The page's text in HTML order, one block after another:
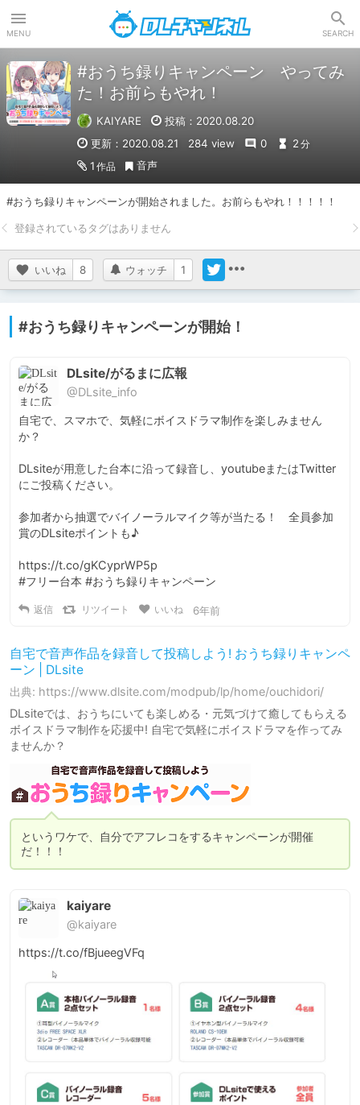
MENU SEARCH
#おうち録りキャンペーン やってみ
た！お前らもやれ！
KAIYARE
投稿：2020.08.20
更新：2020.08.21
284 view 0 2 分
1 作品 音声
#おうち録りキャンペーンが開始されました。お前らもやれ！！！！！
いいね 8 ウォッチ 1
#おうち録りキャンペーンが開始！
DLsite/がるまに広報
@DLsite_info
自宅で、スマホで、気軽にボイスドラマ制作を楽しみません
か？
DLsiteが用意した台本に沿って録音し、youtubeまたはTwitter
にご投稿ください。
参加者から抽選でバイノーラルマイク等が当たる！　全員参加
賞のDLsiteポイントも♪
https://t.co/gKCyprWP5p
#フリー台本 #おうち録りキャンペーン
返信 リツイート いいね 6年前
自宅で音声作品を録音して投稿しよう! おうち録りキャンペ
ーン | DLsite
出典: https://www.dlsite.com/modpub/lp/home/ouchidori/
DLsiteでは、おうちにいても楽しめる・元気づけて癒してもらえる
ボイスドラマ制作を応援中! 自宅で気軽にボイスドラマを作ってみ
ませんか？
というワケで、自分でアフレコをするキャンペーンが開催
だ！！！
kaiyare
@kaiyare
https://t.co/fBjueegVFq